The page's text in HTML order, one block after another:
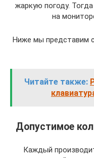
жаркую погоду.
на
Ниже мы представим
Читайте также:
Допустимое
Каждый